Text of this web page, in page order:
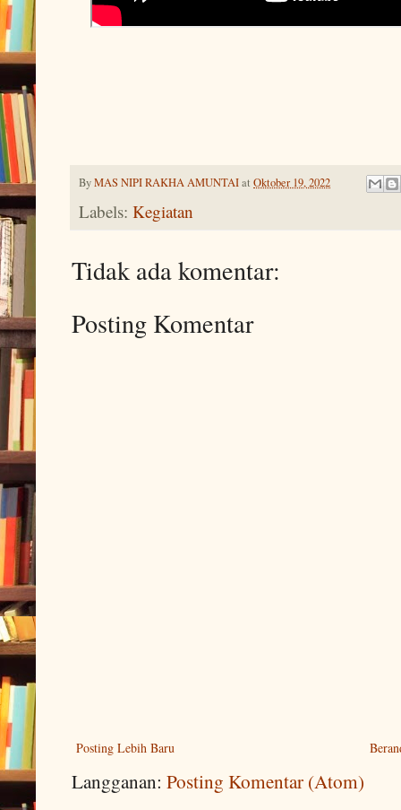
ByMAS NIPI RAKHA AMUNTAIat Oktober 19, 2022
Labels: Kegiatan
Tidak ada komentar:
Posting Komentar
Posting Lebih Baru
Langganan: Posting Komentar (Atom)